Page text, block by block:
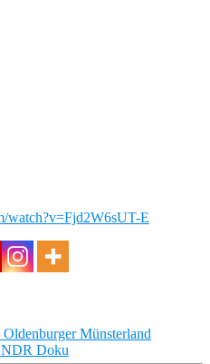
watch?v=Fjd2W6sUT-E
Münsterland
NDR Doku